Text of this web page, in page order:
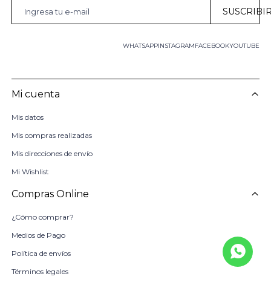
WHATSAPP FACEBOOKYOUTUBE
INSTAGRAM
Mi cuenta
Mis datos
Mis compras realizadas
Mis direcciones de envío
Mi Wishlist
Compras Online
¿Cómo comprar?
Medios de Pago
Política de envíos
Términos legales